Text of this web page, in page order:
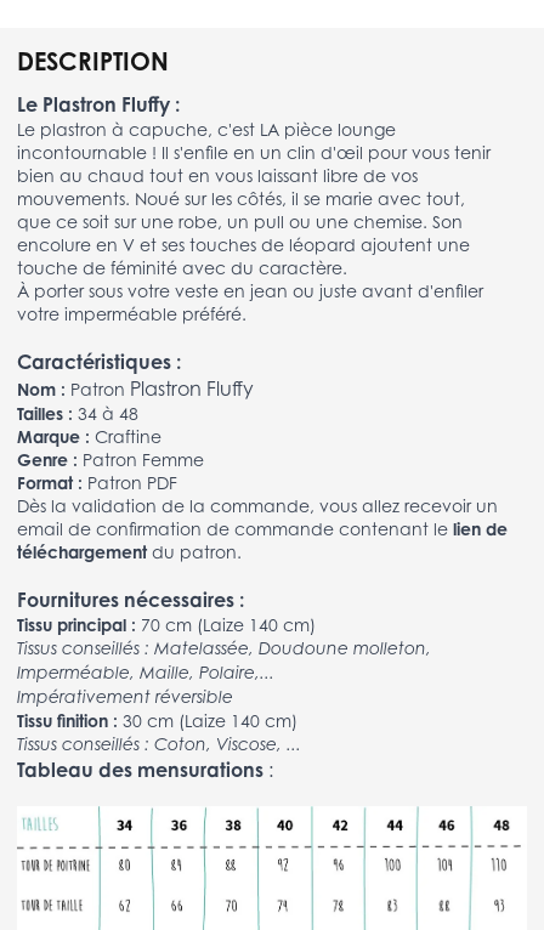
DESCRIPTION
Le Plastron Fluffy :
Le plastron à capuche, c'est LA pièce lounge
incontournable ! Il s'enfile en un clin d'œil pour vous tenir
bien au chaud tout en vous laissant libre de vos
mouvements. Noué sur les côtés, il se marie avec tout,
que ce soit sur une robe, un pull ou une chemise. Son
encolure en V et ses touches de léopard ajoutent une
touche de féminité avec du caractère.
À porter sous votre veste en jean ou juste avant d'enfiler
votre imperméable préféré.
Caractéristiques :
Nom : Patron Plastron Fluffy
Tailles : 34 à 48
Marque : Craftine
Genre : Patron Femme
Format : Patron PDF
Dès la validation de la commande, vous allez recevoir un
email de confirmation de commande contenant le lien de
téléchargementdu patron.
Fournitures nécessaires :
Tissu principal : 70 cm (Laize 140 cm)
Tissus conseillés : Matelassée, Doudoune molleton,
Imperméable, Maille, Polaire,...
Impérativement réversible
Tissu finition : 30 cm (Laize 140 cm)
Tissus conseillés : Coton, Viscose, ...
Tableau des mensurations :